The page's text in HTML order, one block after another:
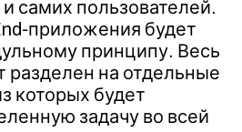
самих пользователей.
приложения будет
принципу. Весь
разделен на отдельные
которых будет
задачу во всей